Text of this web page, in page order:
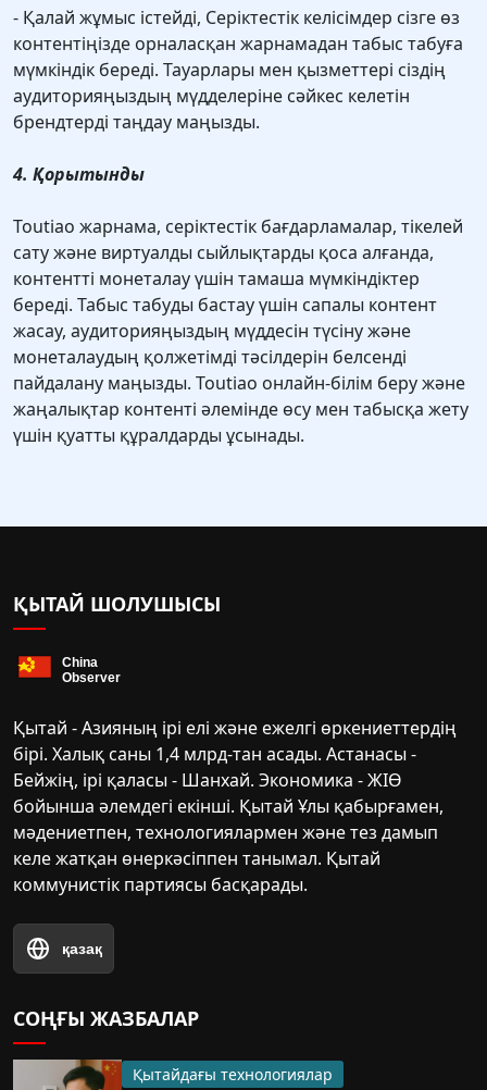
- Қалай жұмыс істейді, Серіктестік келісімдер сізге өз
контентіңізде орналасқан жарнамадан табыс табуға
мүмкіндік береді. Тауарлары мен қызметтері сіздің
аудиторияңыздың мүдделеріне сәйкес келетін
брендтерді таңдау маңызды.
4. Қорытынды
Toutiao жарнама, серіктестік бағдарламалар, тікелей
сату және виртуалды сыйлықтарды қоса алғанда,
контентті монеталау үшін тамаша мүмкіндіктер
береді. Табыс табуды бастау үшін сапалы контент
жасау, аудиторияңыздың мүддесін түсіну және
монеталаудың қолжетімді тәсілдерін белсенді
пайдалану маңызды. Toutiao онлайн-білім беру және
жаңалықтар контенті әлемінде өсу мен табысқа жету
үшін қуатты құралдарды ұсынады.
ҚЫТАЙ ШОЛУШЫСЫ
Қытай - Азияның ірі елі және ежелгі өркениеттердің
бірі. Халық саны 1,4 млрд-тан асады. Астанасы -
Бейжің, ірі қаласы - Шанхай. Экономика - ЖІӨ
бойынша әлемдегі екінші. Қытай Ұлы қабырғамен,
мәдениетпен, технологиялармен және тез дамып
келе жатқан өнеркәсіппен танымал. Қытай
коммунистік партиясы басқарады.
қазақ
СОҢҒЫ ЖАЗБАЛАР
Қытайдағы технологиялар